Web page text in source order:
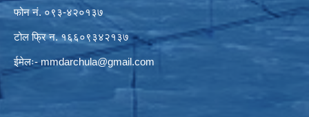
फोन नं. ०९३-४२०१३७
टोल फ्रि न. १६६०९३४२१३७
ईमेलः-mmdarchula@gmail.com